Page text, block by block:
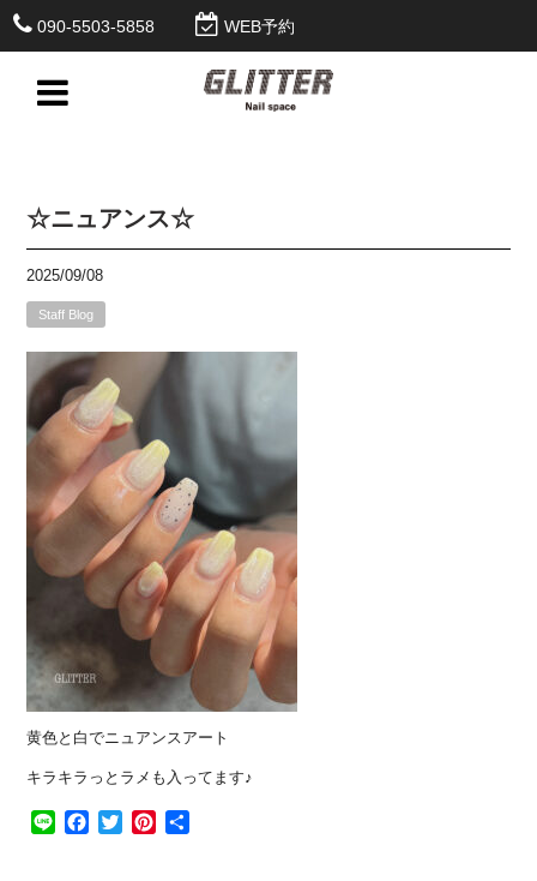
090-5503-5858 WEB予約
☆ニュアンス☆
2025/09/08
Staff Blog
黄色と白でニュアンスアート
キラキラっとラメも入ってます♪
Line Facebook
TwitterPinterest